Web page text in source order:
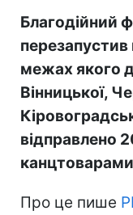
Благодійний
перезапустив
межах якого
Вінницької,
відправлено
Про це пише